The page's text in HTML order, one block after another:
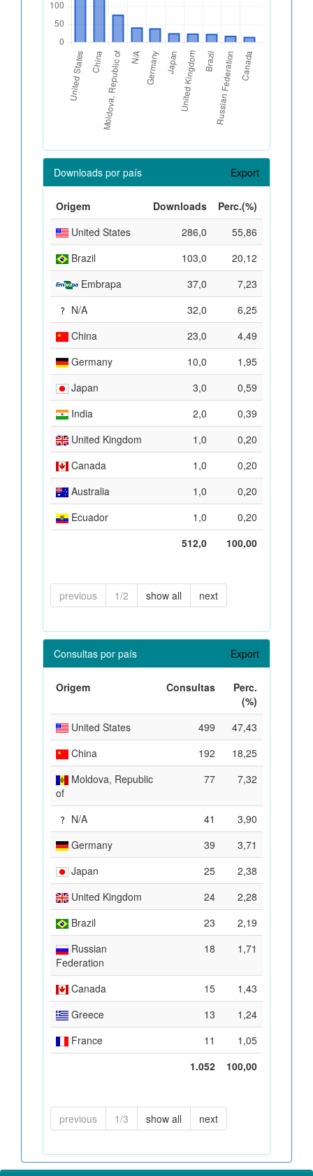
Downloads por país Export
Origem Downloads
Perc.(%)
United States
286,0
55,86
Brazil
103,0
20,12
Embrapa
37,0
7,23
N/A
32,0
6,25
China
23,0
4,49
Germany
10,0
1,95
Japan
3,0
0,59
India
2,0
0,39
United Kingdom
1,0
0,20
Canada
1,0
0,20
Australia
1,0
0,20
Ecuador
1,0
0,20
512,0
100,00
previous 1/2 show all next
Consultas por país Export
Origem Consultas
Perc.
(%)
United States
499
47,43
China
192
18,25
Moldova, Republic
of
77 7,32
N/A 41
3,90
Germany
39
3,71
Japan
25
2,38
United Kingdom
24
2,28
Brazil
23
2,19
Russian
Federation
18 1,71
Canada 15
1,43
Greece
13
1,24
France
11
1,05
1.052
100,00
previous 1/3 show all next